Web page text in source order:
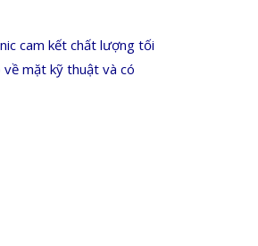
cam kết chất lượng tối
về mặt kỹ thuật và có